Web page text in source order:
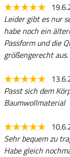
Leider gibt es nur
habe noch ein
Passform und die
größengerecht aus.
Passt sich dem
Baumwollmaterial
Sehr bequem zu
Habe gleich